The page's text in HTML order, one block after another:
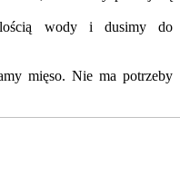
wody i dusimy do
mięso. Nie ma potrzeby